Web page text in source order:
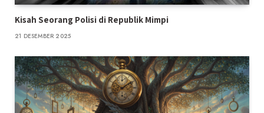
Kisah Seorang Polisi di Republik Mimpi
21 DESEMBER 2025